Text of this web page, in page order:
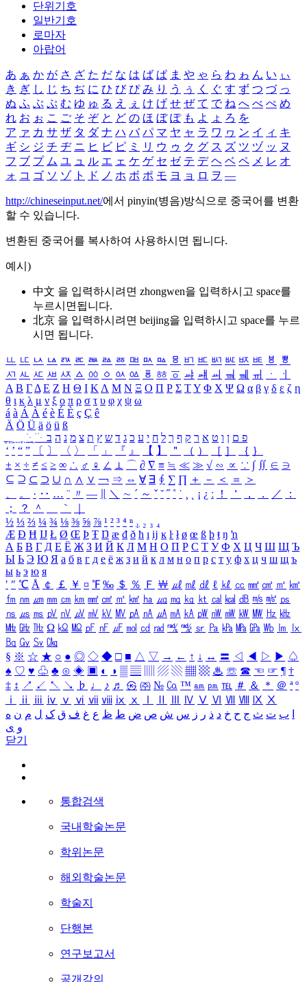
단위기호
일반기호
로마자
아랍어
あ ぁ か が さ ざ た だ な は ば ぱ ま や ゃ ら わ ゎ ん い ぃ
き ぎ し じ ち ぢ に ひ び ぴ み り う ぅ く ぐ す ず つ づ っ
ぬ ふ ぶ ぷ む ゆ ゅ る え ぇ け げ せ ぜ て で ね へ べ ぺ め
れ お ぉ こ ご そ ぞ と ど の ほ ぼ ぽ も よ ょ ろ を
ア ァ カ サ ザ タ ダ ナ ハ バ パ マ ヤ ャ ラ ワ ヮ ン イ ィ キ
ギ シ ジ チ ヂ ニ ヒ ビ ピ ミ リ ウ ゥ ク グ ス ズ ツ ヅ ッ ヌ
フ ブ プ ム ユ ュ ル エ ェ ケ ゲ セ ゼ テ デ ヘ ベ ペ メ レ オ
ォ コ ゴ ソ ゾ ト ド ノ ホ ボ ポ モ ヨ ョ ロ ヲ ―
http://chineseinput.net/에서 pinyin(병음)방식으로 중국어를 변환
할 수 있습니다.
변환된 중국어를 복사하여 사용하시면 됩니다.
예시)
中文 을 입력하시려면 zhongwen을 입력하시고 space를
누르시면됩니다.
北京 을 입력하시려면 beijing을 입력하시고 space를 누르
시면 됩니다.
ㅥ ㅦ ㅧ ㅨ ㅩ ㅪ ㅫ ㅬ ㅭ ㅮ ㅯ ㅰ ㅱ ㅲ ㅳ ㅴ ㅵ ㅶ ㅷ ㅸ
ㅹ
ㅺ ㅻ ㅼ ㅽ ㅾ ㅿ ㆀ ㆁ ㆂ ㆃ ㆄ ㆅ ㆆ ㆇ ㆈ ㆉ ㆊ ㆋ ㆌ ㆍ
ㆎ
Α Β ΓΔ Ε Ζ Η Θ Ι ΚΛ Μ Ν Ξ Ο Π Ρ Σ ΤΥ Φ Χ Ψ Ω α β γ δ ε ζ η
θ ι κ λ μ ν ξ ο π ρ σ τ υ φ χ ψ ω
á à Á À é è É È ç Ç ê
Ä Ö Ü ä ö ü ß
ִֶֹ ֻּ ׁׂ פ ם ן ו ט א ר ק ף ך ל ח י ע כ ג ד ש ץ ת צ מ נ ה ב
‘ ’ “ ” 〔 〕 〈 〉 「 」 『 』 【 】 ＂ （ ） ［ ］ ｛ ｝
± × ÷ ≠ ≤ ≥ ∞ ∴ ♂ ♀ ∠ ⊥ ⌒ ∂ ∇ ≡ ≒ ≪ ≫ √ ∽ ∝ ∵ ∫ ∬ ∈ ∋
⊆ ⊇ ⊂ ⊃ ∪ ∩ ∧ ∨ ￢ ⇒ ⇔ ∀ ∃ ∮ ∑ ∏ ＋ － ＜ ＝
＞
、
。 · ‥ … ¨ 〃 ― ＼ ∼ ´ ～ ˇ ˘ ˝ ˚ ˙ ¸ ¡ ¿ ː ！ ＇ ， ． ／
：
；
？ ＾ ｀
½ ⅓ ⅔ ¼ ¾ ⅛ ⅜ ⅝ ⅞ ¹ ² ³ ⁴ ⁿ ₁ ₂ ₃ ₄
Æ Ð Ħ Ĳ Ł Ø Œ Þ Ŧ Ŋ æ đ ð ħ ı ĳ ĸ ŀ ł ø œ ß þ ŧ ŋ ŉ
А Б В Г Д Е Ё Ж З И Й К Л М Н О П Р С Т У Ф Х Ц Ч Ш Щ Ъ
Ы Ь Э Ю Я а б в г д е ё ж з и й к л м н о п р с т у ф х ц ч ш щ ъ
ы ь э ю я
′ ″ ℃ Å ￠ ￡ ￥ ¤ ℉ ‰ ＄ ％ Ｆ ￦ ㎕ ㎖ ㎗ ℓ ㎘ ㏄ ㎣ ㎤ ㎥ ㎦
㎙ ㎚ ㎛ ㎜ ㎝ ㎞ ㎟ ㎠ ㎡ ㎢ ㏊ ㎍ ㎎ ㎏ ㏏ ㎈ ㎉ ㏈ ㎧ ㎨ ㎰
㎱ ㎲ ㎳ ㎴ ㎵ ㎶ ㎷ ㎸ ㎹ ㎀ ㎁ ㎂ ㎃ ㎄ ㎺ ㎻ ㎽ ㎾ ㎿ ㎐ ㎑
㎒ ㎓ ㎔ Ω ㏀ ㏁ ㎊ ㎋ ㎌ ㏖ ㏅ ㎭ ㎮ ㎯ ㏛ ㎩ ㎪ ㎫ ㎬ ㏝ ㏐
㏓
㏃ ㏉ ㏜ ㏆
§ ※ ☆ ★ ○ ● ◎ ◇ ◆ □ ■ △ ▽ → ← ↑ ↓ ↔ 〓 ◁ ◀ ▷ ▶ ♤
♠ ♡ ♥ ♧ ♣ ⊙ ◈ ▣ ◐ ◑ ▒ ▤ ▨ ▧ ▦ ▩ ♨ ☏ ☎ ☜ ☞ ¶ †
‡ ↕ ↗ ↙ ↖ ↘ ♭ ♩ ♪ ♬ ㉿ ㈜ № ㏇ ™ ㏂ ㏘ ℡ ＃ ＆ ＊ ＠ ª º
ⅰ
ⅱ ⅲ ⅳ ⅴ ⅵ ⅶ ⅷ ⅸ ⅹ Ⅳ Ⅴ Ⅵ Ⅶ Ⅷ Ⅸ Ⅹ
ب ت ث ج ح خ د ذ ر ز س ش ص ض ط ظ ع غ ف ق ک ل م ن ه
و ی
닫기
통합검색
국내학술논문
학위논문
해외학술논문
학술지
단행본
연구보고서
공개강의